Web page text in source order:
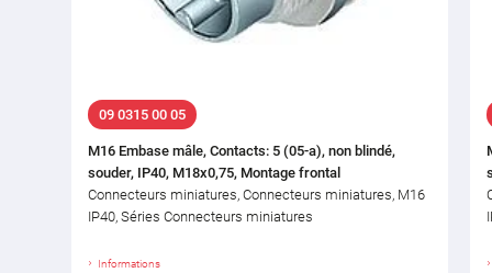
09 0315 00 05
M16 Embase mâle, Contacts: 5 (05-a), non blindé,
souder, IP40, M18x0,75, Montage frontal
Connecteurs miniatures, Connecteurs miniatures, M16
IP40, Séries Connecteurs miniatures
Informations